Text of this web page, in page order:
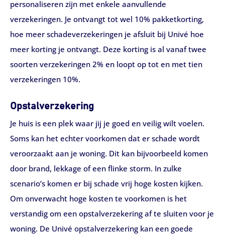
personaliseren zijn met enkele aanvullende
verzekeringen. Je ontvangt tot wel 10% pakketkorting,
hoe meer schadeverzekeringen je afsluit bij Univé hoe
meer korting je ontvangt. Deze korting is al vanaf twee
soorten verzekeringen 2% en loopt op tot en met tien
verzekeringen 10%.
Opstalverzekering
Je huis is een plek waar jij je goed en veilig wilt voelen.
Soms kan het echter voorkomen dat er schade wordt
veroorzaakt aan je woning. Dit kan bijvoorbeeld komen
door brand, lekkage of een flinke storm. In zulke
scenario’s komen er bij schade vrij hoge kosten kijken.
Om onverwacht hoge kosten te voorkomen is het
verstandig om een opstalverzekering af te sluiten voor je
woning. De Univé opstalverzekering kan een goede